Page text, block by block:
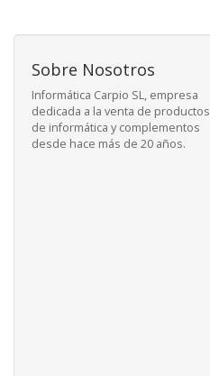
Sobre Nosotros
Informática Carpio SL, empresa
dedicada a la venta de productos
de informática y complementos
desde hace más de 20 años.